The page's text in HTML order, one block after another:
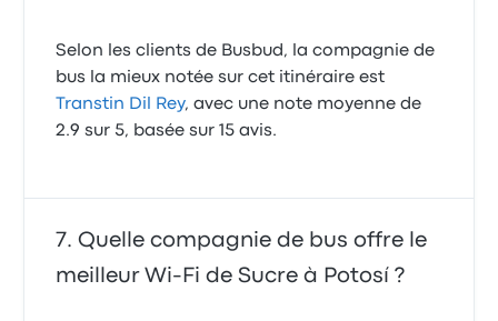
Selon les clients de Busbud, la compagnie de
bus la mieux notée sur cet itinéraire est
Transtin Dil Rey, avec une note moyenne de
2.9 sur 5, basée sur 15 avis.
Quelle compagnie de bus offre le
meilleur Wi-Fi de Sucre à Potosí ?